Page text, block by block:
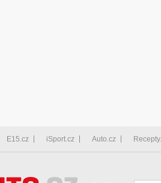
E15.cz iSport.cz Auto.cz